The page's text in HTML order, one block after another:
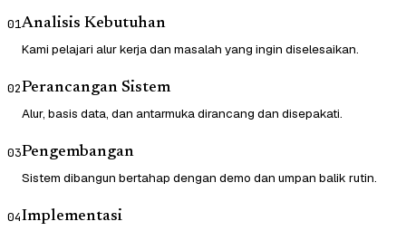
01Analisis Kebutuhan
Kami pelajari alur kerja dan masalah yang ingin diselesaikan.
02Perancangan Sistem
Alur, basis data, dan antarmuka dirancang dan disepakati.
03Pengembangan
Sistem dibangun bertahap dengan demo dan umpan balik rutin.
04Implementasi